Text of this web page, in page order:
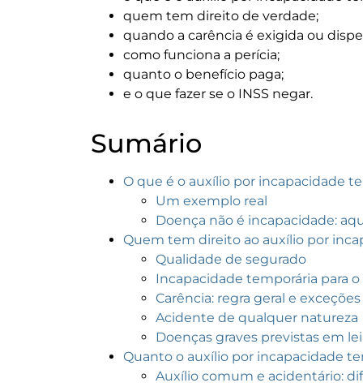
quem tem direito de verdade;
quando a carência é exigida ou
como funciona a perícia;
quanto o benefício paga;
e o que fazer se o INSS negar.
Sumário
O que é o auxílio por incapacidade
Um exemplo real
Doença não é incapacidade:
Quem tem direito ao auxílio por
Qualidade de segurado
Incapacidade temporária para
Carência: regra geral e exceções
Acidente de qualquer natureza
Doenças graves previstas em lei
Quanto o auxílio por incapacidade
Auxílio comum e acidentário: